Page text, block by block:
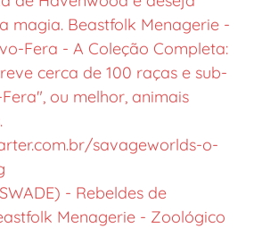
- Rebeldes de
Menagerie - Zoológico